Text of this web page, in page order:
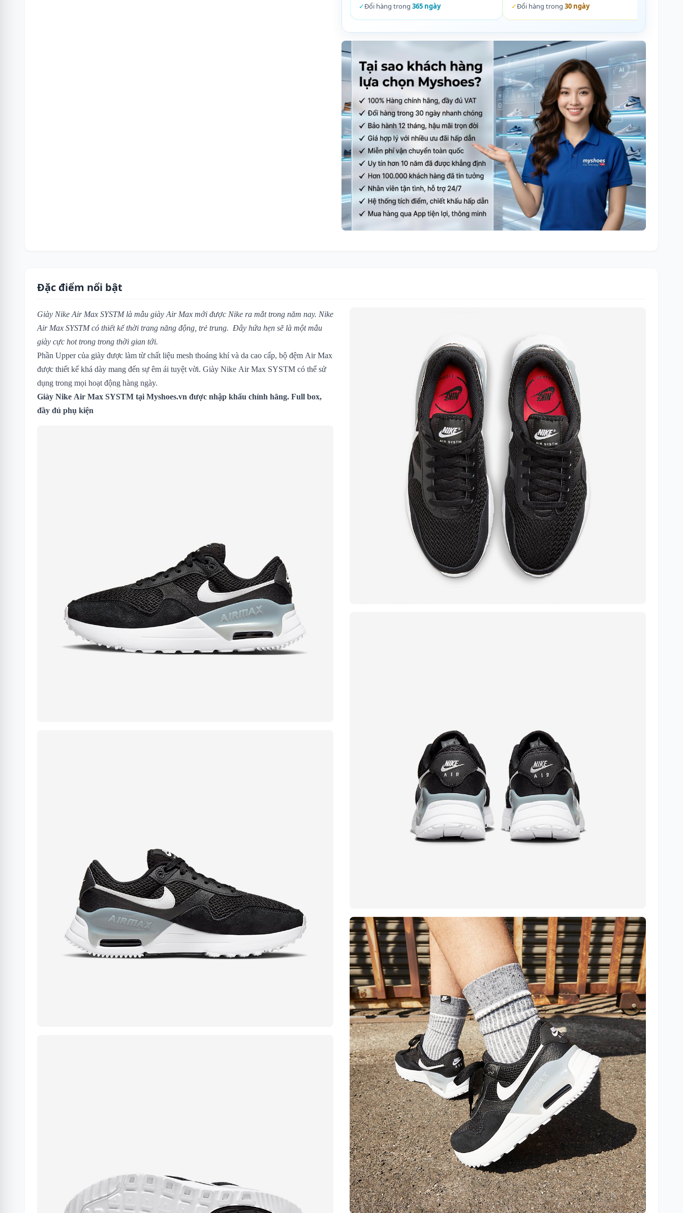
✓Đổi hàng trong 365 ngày
✓Đổi hàng trong 30 ngày
Đặc điểm nổi bật
Giày Nike Air Max SYSTM là mẫu giày Air Max mới được Nike ra mắt trong năm nay. Nike
Air Max SYSTM có thiết kế thời trang năng động, trẻ trung. Đây hứa hẹn sẽ là một mẫu
giày cực hot trong trong thời gian tới.
Phần Upper của giày được làm từ chất liệu mesh thoáng khí và da cao cấp, bộ đệm Air Max
được thiết kế khá dày mang đến sự êm ái tuyệt vời. Giày Nike Air Max SYSTM có thể sử
dụng trong mọi hoạt động hàng ngày.
Giày Nike Air Max SYSTM tại Myshoes.vn được nhập khẩu chính hãng. Full box,
đầy đủ phụ kiện